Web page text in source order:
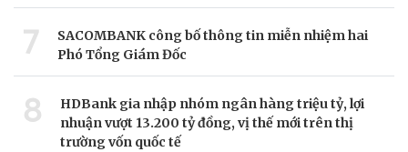
7
SACOMBANK công bố thông tin miễn nhiệm hai
Phó Tổng Giám Đốc
8
HDBank gia nhập nhóm ngân hàng triệu tỷ, lợi
nhuận vượt 13.200 tỷ đồng, vị thế mới trên thị
trường vốn quốc tế